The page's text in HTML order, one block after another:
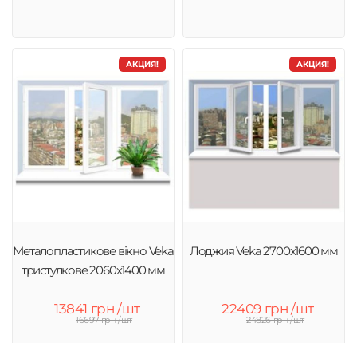
АКЦИЯ!
Металопластикове вікно Veka
тристулкове 2060х1400 мм
13841 грн /шт
16697 грн /шт
АКЦИЯ!
Лоджия Veka 2700х1600 мм
22409 грн /шт
24826 грн /шт